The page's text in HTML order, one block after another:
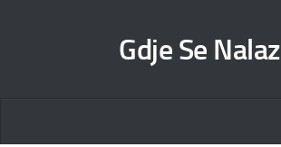
Gdje Se